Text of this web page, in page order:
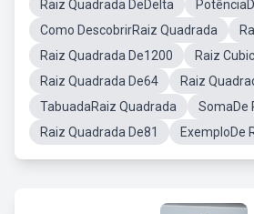
Raiz Quadrada DeDelta
Como DescobrirRaiz Quadrada
Raiz Quadrada De1200
Raiz
Raiz Quadrada De64
Raiz
TabuadaRaiz Quadrada
SomaDe
Raiz Quadrada De81
ExemploDe